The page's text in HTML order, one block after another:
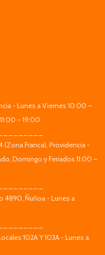
- Lunes a Viernes 10:00 –
– 19:00
(Zona Franca), Providencia -
Domingo y Feriados 11:00 –
4890, Ñuñoa - Lunes a
102A Y 103A - Lunes a